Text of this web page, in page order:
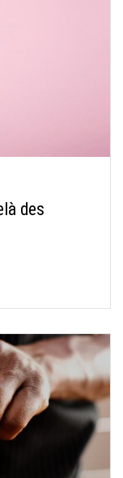
des